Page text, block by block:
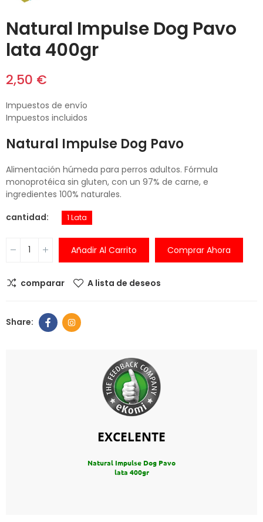
Natural Impulse Dog Pavo
lata 400gr
2,50 €
Impuestos de envío
Impuestos incluidos
Natural Impulse Dog Pavo
Alimentación húmeda para perros adultos. Fórmula
monoprotéica sin gluten, con un 97% de carne, e
ingredientes 100% naturales.
cantidad
1 Lata
Añadir Al Carrito Comprar Ahora
comparar A lista de deseos
EXCELENTE
Natural Impulse Dog Pavo
lata 400gr